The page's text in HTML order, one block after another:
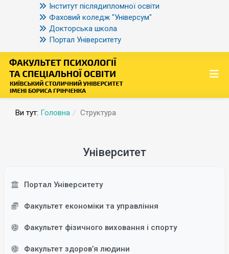
Інститут післядипломної освіти
Фаховий коледж "Універсум"
Докторська школа
Портал Університету
Ви тут: Головна Структура
Університет
Портал Університету
Факультет економіки та управління
Факультет фізичного виховання і спорту
Факультет здоров’я людини